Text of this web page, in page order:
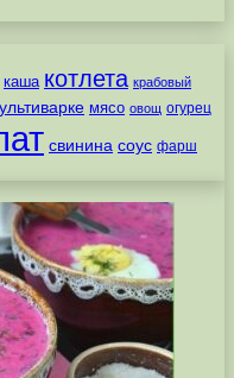
каша котлета крабовый
мясо овощ огурец
свинина соус фарш